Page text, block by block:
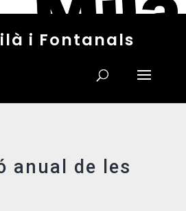
i Fontanals
anual de les